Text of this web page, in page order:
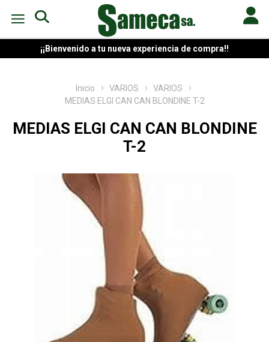
¡¡Bienvenido a tu nueva experiencia de compra!!
Inicio VARIOS
VARIOS
MEDIAS ELGI CAN CAN BLONDINE T-2
MEDIAS ELGI CAN CAN BLONDINE
T-2